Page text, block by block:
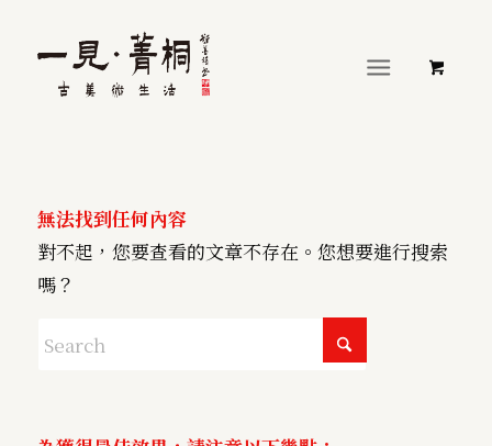
無法找到任何內容
對不起，您要查看的文章不存在。您想要進行搜索
嗎？